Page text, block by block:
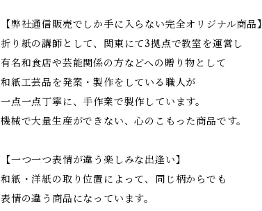
【弊社通信販売でしか手に入らない完全オリジナル商品】
折り紙の講師として、関東にて3拠点で教室を運営し
有名和食店や芸能関係の方などへの贈り物として
和紙工芸品を発案・製作をしている職人が
一点一点丁寧に、手作業で製作しています。
機械で大量生産ができない、心のこもった商品です。
【一つ一つ表情が違う楽しみな出逢い】
和紙・洋紙の取り位置によって、同じ柄からでも
表情の違う商品になっています。